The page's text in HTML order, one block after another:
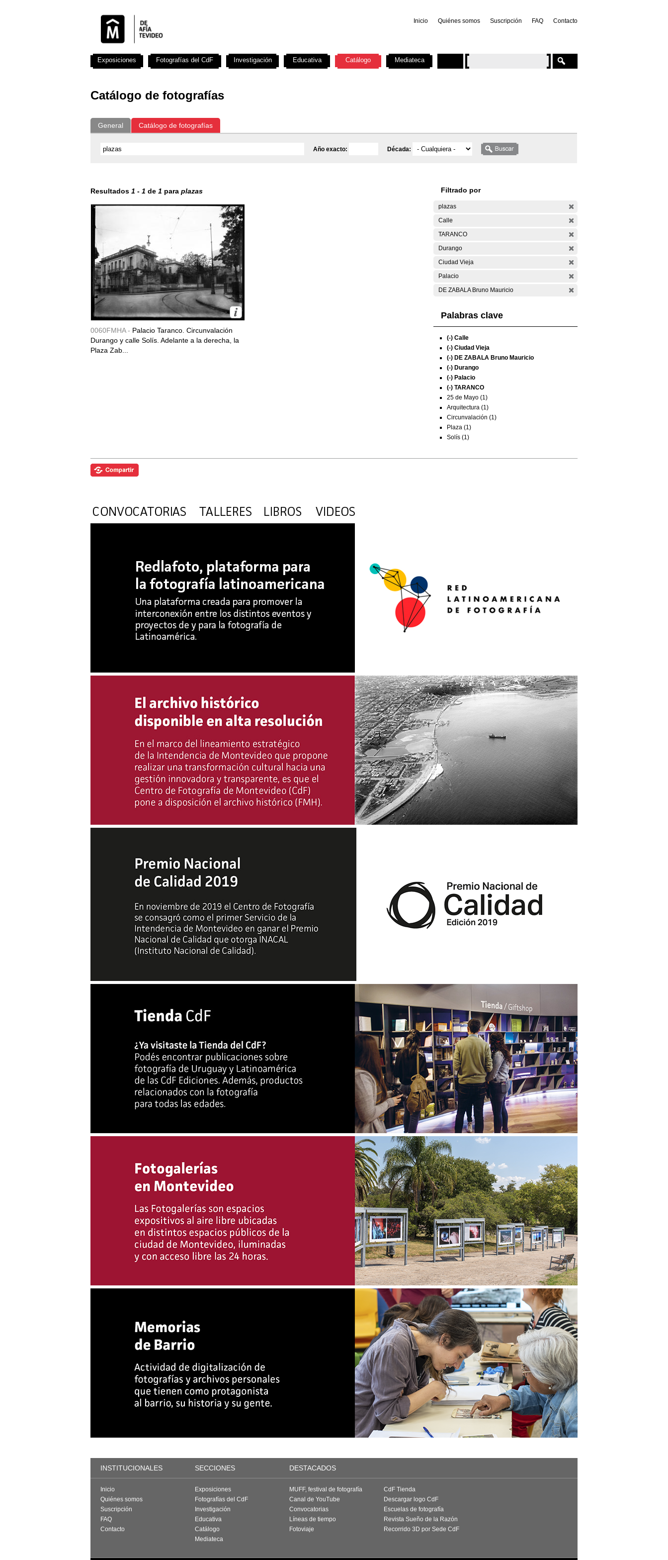
Inicio Quiénes somos Suscripción FAQ Contacto
Catálogo de fotografías
General Catálogo de fotografías
Año exacto: Década:
Resultados 1 - 1 de 1 para plazas
0060FMHA - Palacio Taranco. Circunvalación
Durango y calle Solís. Adelante a la derecha, la
Plaza Zab...
Filtrado por
plazas
Calle
TARANCO
Durango
Ciudad Vieja
Palacio
DE ZABALA Bruno Mauricio
Palabras clave
(-) Calle
(-) Ciudad Vieja
(-) DE ZABALA Bruno Mauricio
(-) Durango
(-) Palacio
(-) TARANCO
25 de Mayo (1)
Arquitectura (1)
Circunvalación (1)
Plaza (1)
Solís (1)
Exposiciones Fotografías del CdF Investigación Educativa Catálogo Mediateca
INSTITUCIONALES SECCIONES DESTACADOS
Inicio
Quiénes somos
Suscripción
FAQ
Contacto
Exposiciones
Fotografías del CdF
Investigación
Educativa
Catálogo
Mediateca
MUFF, festival de fotografía
Canal de YouTube
Convocatorias
Líneas de tiempo
Fotoviaje
CdF Tienda
Descargar logo CdF
Escuelas de fotografía
Revista Sueño de la Razón
Recorrido 3D por Sede CdF